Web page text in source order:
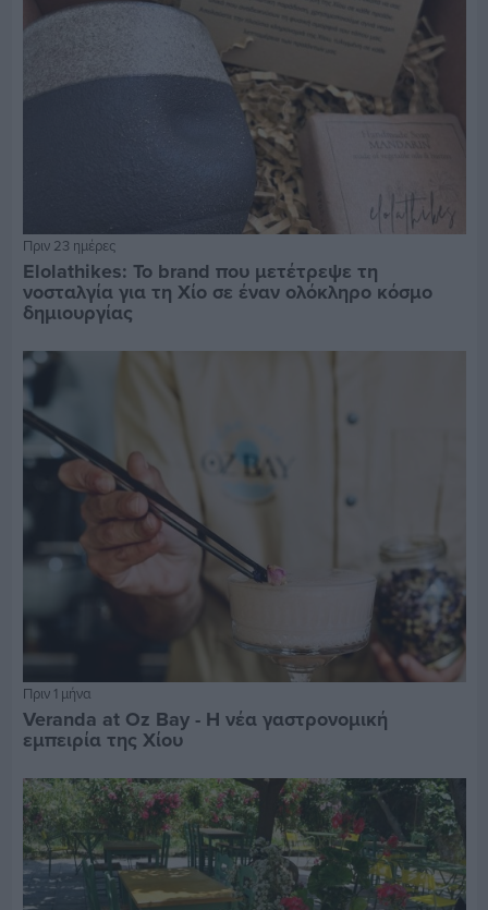
Πριν 23 ημέρες
Elolathikes: Το brand που μετέτρεψε τη
νοσταλγία για τη Χίο σε έναν ολόκληρο κόσμο
δημιουργίας
Πριν 1 μήνα
Veranda at Oz Bay - Η νέα γαστρονομική
εμπειρία της Χίου